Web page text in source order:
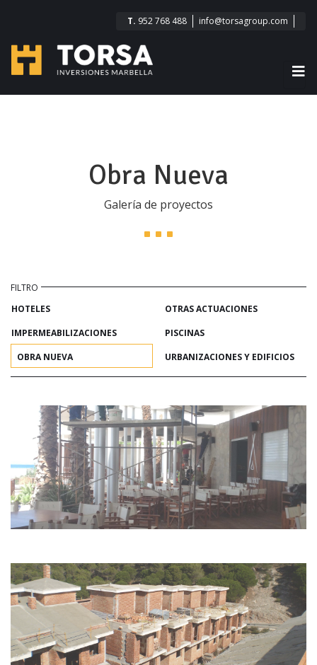
T. 952 768 488 info@torsagroup.com
Obra Nueva
Galería de proyectos
HOTELES
IMPERMEABILIZACIONES
OBRA NUEVA
OTRAS ACTUACIONES
PISCINAS
URBANIZACIONES Y EDIFICIOS